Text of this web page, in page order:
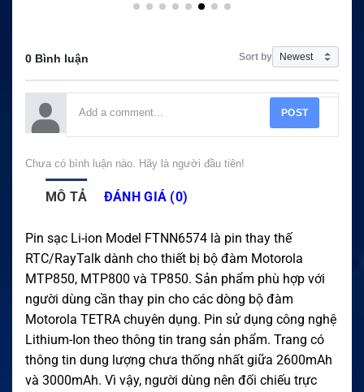
0 Bình luận Sort by
POST
Chưa có bình luận nào. Hãy là người đầu tiên!
MÔ TẢ ĐÁNH GIÁ (0)
Pin sạc Li-ion Model FTNN6574 là pin thay thế
RTC/RayTalk dành cho thiết bị bộ đàm Motorola
MTP850, MTP800 và TP850. Sản phẩm phù hợp với
người dùng cần thay pin cho các dòng bộ đàm
Motorola TETRA chuyên dụng. Pin sử dụng công nghệ
Lithium-Ion theo thông tin trang sản phẩm. Trang có
thông tin dung lượng chưa thống nhất giữa 2600mAh
và 3000mAh. Vì vậy, người dùng nên đối chiếu trực